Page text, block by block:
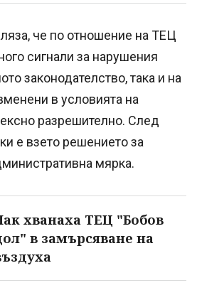
че по отношение на ТЕЦ
сигнали за нарушения
законодателство, така и на
в условията на
разрешително. След
е взето решението за
мярка.
хванаха ТЕЦ "Бобов
в замърсяване на